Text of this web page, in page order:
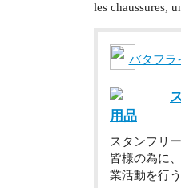
les chaussures,
バタフラ
用品
スタンフリ
皆様の為に
業活動を行